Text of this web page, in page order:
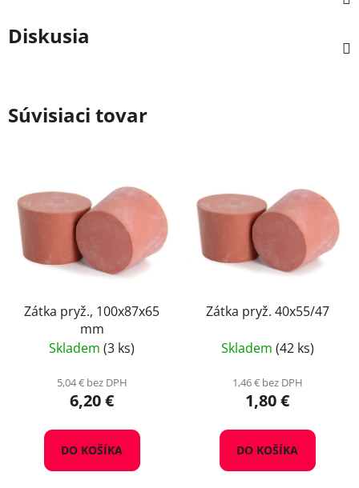
Diskusia
Súvisiaci tovar
Zátka pryž., 100x87x65
mm
Skladem (3 ks)
5,04 € bez DPH
6,20 €
DO KOŠÍKA
Zátka pryž. 40x55/47
Skladem (42 ks)
1,46 € bez DPH
1,80 €
DO KOŠÍKA